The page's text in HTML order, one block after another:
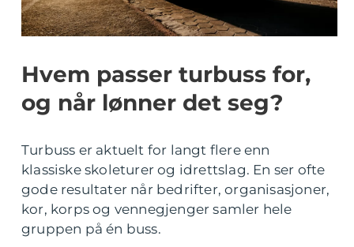
Hvem passer turbuss for,
og når lønner det seg?
Turbuss er aktuelt for langt flere enn
klassiske skoleturer og idrettslag. En ser ofte
gode resultater når bedrifter, organisasjoner,
kor, korps og vennegjenger samler hele
gruppen på én buss.